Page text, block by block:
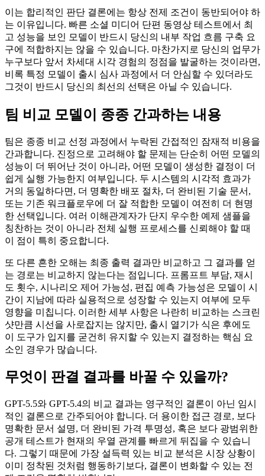
이는 합리적인 판단 결론에는 항상 전제 조건이 동반되어야 하
는 이유입니다. 빠른 소셜 미디어 단편 동영상 테스트에서 최
고 성능을 보인 모델이 반드시 당신의 내부 작업 흐름 구축 요
구에 적합하지는 않을 수 있습니다. 마찬가지로 당신의 업무가
누구보다 앞서 차세대 시각 경험의 정점을 발굴하는 것이라면,
비록 특정 모델이 출시 심사 과정에서 더 안심할 수 있더라도
그것이 반드시 당신의 최선의 선택은 아닐 수 있습니다.
팀 비교 모델이 종종 간과하는 내용
팀은 종종 비교 선정 과정에서 누락된 간접적인 잠재적 비용을
간과합니다. 진정으로 고려해야 할 문제는 단순히 어떤 모델의
성능이 더 뛰어난 것이 아니라, 어떤 모델이 생성한 결정이 더
쉽게 실행 가능한지 여부입니다. 두 시스템의 시각적 효과가
거의 동일하다면, 더 명확한 배포 절차, 더 완비된 기술 문서,
또는 기존 워크플로우에 더 잘 적합한 모델이 여전히 더 현명
한 선택입니다. 여러 이해관계자가 단지 우수한 예제 샘플을
칭찬하는 것이 아니라 전체 실행 프로세스를 신뢰해야 할 때
이 점이 특히 중요합니다.
또 다른 흔한 오해는 최종 출력 결과만 비교하고 그 결과를 얻
는 경로는 비교하지 않는다는 점입니다. 프롬프트 부담, 재시
도 횟수, 시나리오 제어 가능성, 편집 예측 가능성은 모델이 시
간이 지남에 따라 실용적으로 성장할 수 있는지 여부에 모두
영향을 미칩니다. 이러한 세부 사항은 나란히 비교하는 스크린
샷만큼 시선을 사로잡지는 않지만, 출시 열기가 식은 후에도
이 도구가 입지를 굳건히 유지할 수 있는지 결정하는 핵심 요
소인 경우가 많습니다.
무엇이 판결 결과를 바꿀 수 있을까?
GPT-5.5와 GPT-5.4의 비교 결과는 영구적인 결론이 아닌 임시
적인 결론으로 간주되어야 합니다. 더 용이한 접근 경로, 보다
명확한 문서 설명, 더 완비된 가격 투명성, 혹은 보다 광범위한
공개 테스트가 현재의 우열 관계를 빠르게 뒤집을 수 있습니
다. 그렇기 때문에 가장 설득력 있는 비교 분석은 시장 상황이
이미 정착된 것처럼 행동하기보다, 결론이 변화할 수 있는 전